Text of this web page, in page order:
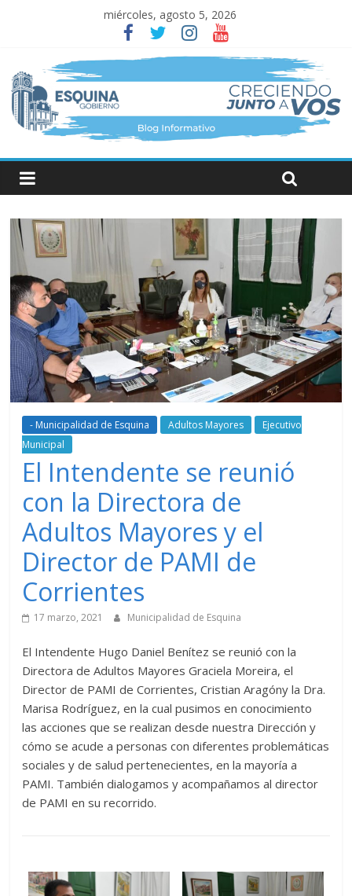
miércoles, agosto 5, 2026
- Municipalidad de Esquina Adultos Mayores
Ejecutivo
Municipal
El Intendente se reunió
con la Directora de
Adultos Mayores y el
Director de PAMI de
Corrientes
17 marzo, 2021 Municipalidad de Esquina
El Intendente Hugo Daniel Benítez se reunió con la
Directora de Adultos Mayores Graciela Moreira, el
Director de PAMI de Corrientes, Cristian Aragóny la Dra.
Marisa Rodríguez, en la cual pusimos en conocimiento
las acciones que se realizan desde nuestra Dirección y
cómo se acude a personas con diferentes problemáticas
sociales y de salud pertenecientes, en la mayoría a
PAMI. También dialogamos y acompañamos al director
de PAMI en su recorrido.